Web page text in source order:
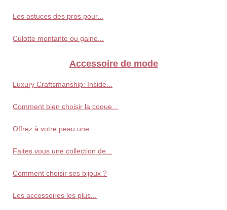
Les astuces des pros pour...
Culotte montante ou gaine...
Accessoire de mode
Luxury Craftsmanship: Inside...
Comment bien choisir la coque...
Offrez à votre peau une...
Faites vous une collection de...
Comment choisir ses bijoux ?
Les accessoires les plus...